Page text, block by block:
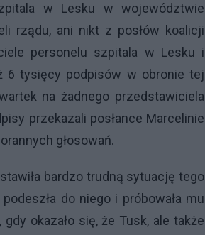
w Lesku w województwie
rządu, ani nikt z posłów koalicji
personelu szpitala w Lesku i
6 tysięcy podpisów w obronie tej
na żadnego przedstawiciela
przekazali posłance Marcelinie
głosowań.
bardzo trudną sytuację tego
do niego i próbowała mu
okazało się, że Tusk, ale także